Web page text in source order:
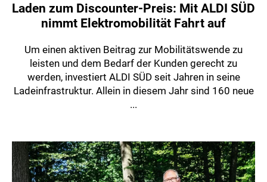
Laden zum Discounter-Preis: Mit ALDI SÜD
nimmt Elektromobilität Fahrt auf
Um einen aktiven Beitrag zur Mobilitätswende zu
leisten und dem Bedarf der Kunden gerecht zu
werden, investiert ALDI SÜD seit Jahren in seine
Ladeinfrastruktur. Allein in diesem Jahr sind 160 neue
...